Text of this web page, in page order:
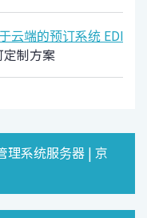
云端的预订系统
定制方案
理系统服务器 | 京